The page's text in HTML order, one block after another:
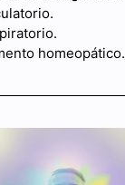
homeopático.​